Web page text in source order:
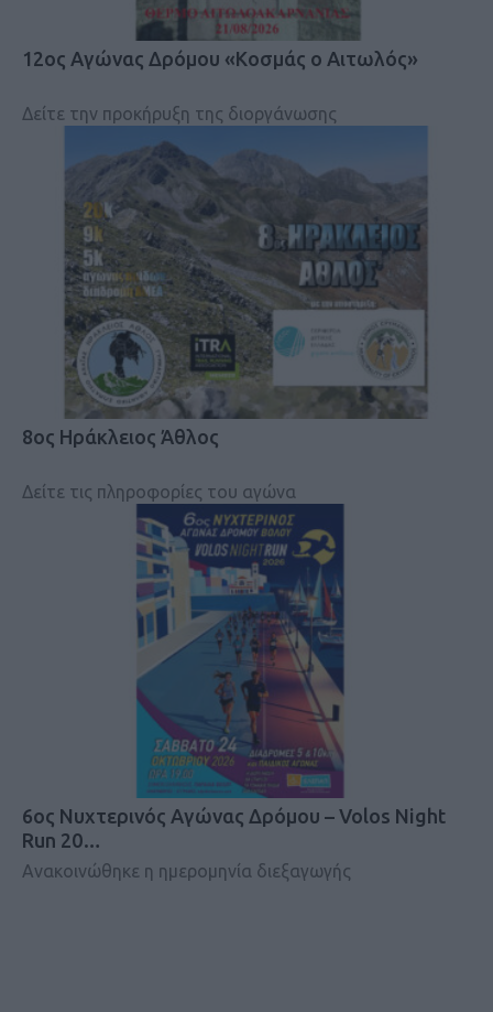
12ος Αγώνας Δρόμου «Κοσμάς ο Αιτωλός»
Δείτε την προκήρυξη της διοργάνωσης
8ος Ηράκλειος Άθλος
Δείτε τις πληροφορίες του αγώνα
6ος Νυχτερινός Αγώνας Δρόμου – Volos Night
Run 20…
Ανακοινώθηκε η ημερομηνία διεξαγωγής